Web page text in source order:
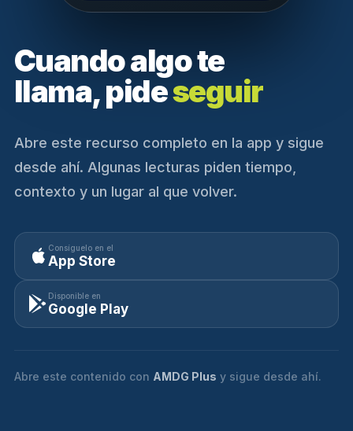
Cuando algo te
llama, pideseguir
Abre este recurso completo en la app y sigue
desde ahí. Algunas lecturas piden tiempo,
contexto y un lugar al que volver.
Consíguelo en el
App Store
Disponible en
Google Play
Abre este contenido con AMDG Plus y sigue desde ahí.